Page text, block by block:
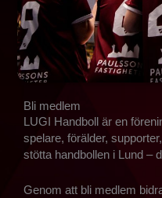
Bli medlem
LUGI Handboll är en
spelare, förälder,
stötta handbollen i Lund –
Genom att bli medlem